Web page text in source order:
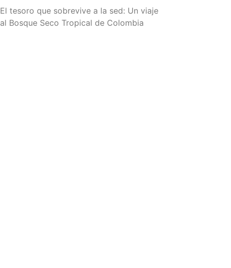
El tesoro que sobrevive a la sed: Un viaje
al Bosque Seco Tropical de Colombia